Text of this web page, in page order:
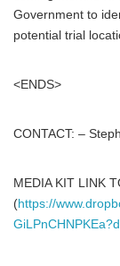
Government to
potential trial
<ENDS>
CONTACT: –
MEDIA KIT LINK
(https://